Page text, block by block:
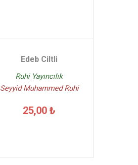
Edeb Ciltli
Ruhi Yayıncılık
Seyyid Muhammed Ruhi
25,00 ₺